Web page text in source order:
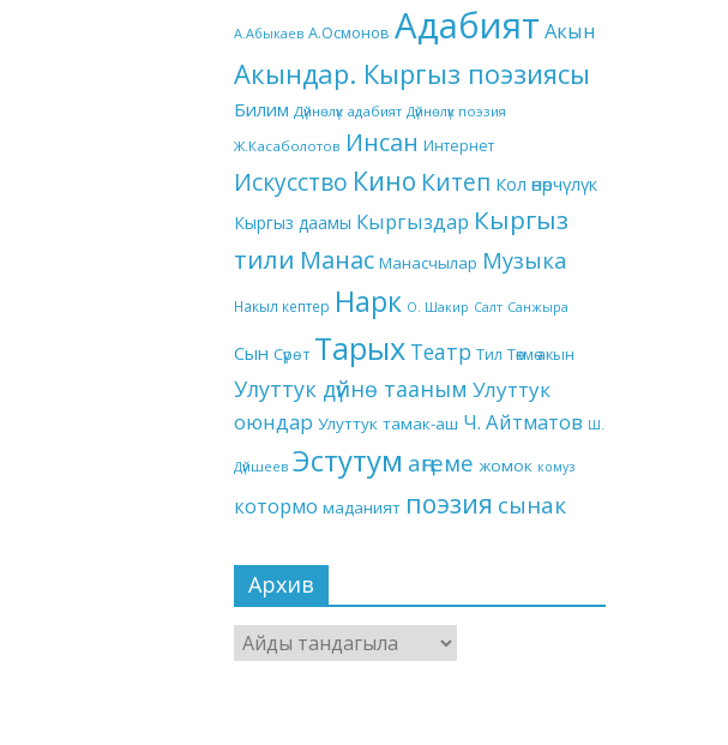
А.Абыкаев А.Осмонов Адабият Акын
Акындар. Кыргыз поэзиясы
Билим Дүйнөлүк адабият Дүйнөлүк поэзия
Ж.Касаболотов Инсан Интернет
Искусство Кино Китеп Кол өнөрчүлүк
Кыргыз даамы Кыргыздар Кыргыз
тили Манас Манасчылар Музыка
Накыл кептер Нарк О. Шакир Салт Санжыра
Сын Сүрөт Тарых Театр Тил Төкмө акын
Улуттук дүйнө тааным Улуттук
оюндар Улуттук тамак-аш Ч. Айтматов Ш.
Дүйшеев Эстутум аңгеме жомок комуз
котормо маданият поэзия сынак
Архив
Архив